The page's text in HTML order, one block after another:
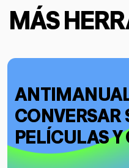
MÁS
CONVERSAR
PELÍCULAS Y